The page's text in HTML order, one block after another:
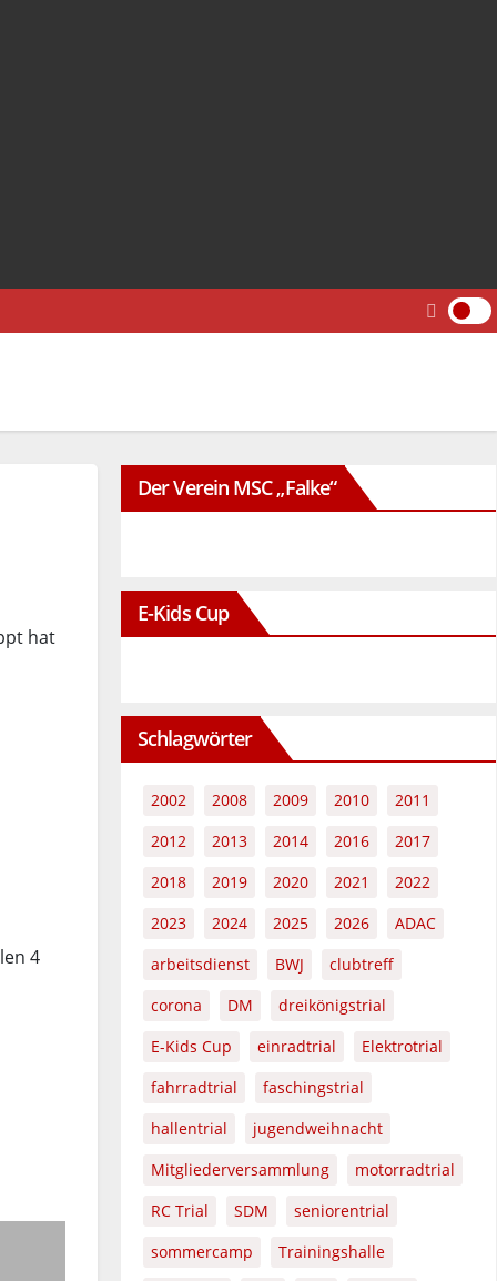
hat
4
Der Verein MSC „Falke“
E-Kids Cup
Schlagwörter
2002 2008 2009 2010
2011
2012
2013 2014 2016
2017
2018
2019 2020 2021
2022
2023
2024 2025 2026
ADAC
arbeitsdienst
BWJ
clubtreff
corona
DM
dreikönigstrial
E-Kids Cup
einradtrial
Elektrotrial
fahrradtrial
faschingstrial
hallentrial
jugendweihnacht
Mitgliederversammlung
motorradtrial
RC Trial
SDM
seniorentrial
sommercamp
Trainingshalle